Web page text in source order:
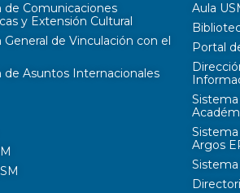
de Comunicaciones
y Extensión Cultural
General de Vinculación con el
de Asuntos Internacionales
Aula
Portal
Argos